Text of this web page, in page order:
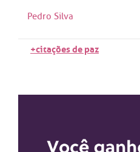
Pedro Silva
+citações de paz